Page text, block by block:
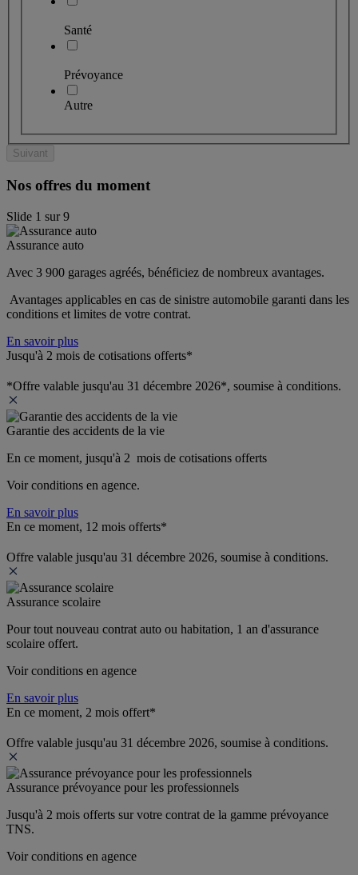
Santé
Prévoyance
Autre
Suivant
Nos offres du moment
Slide 1 sur9
Assurance auto
Avec 3 900 garages agréés, bénéficiez de nombreux avantages.
Avantages applicables en cas de sinistre automobile garanti dans les
conditions et limites de votre contrat.
En savoir plus
Jusqu'à 2 mois de cotisations offerts*
*Offre valable jusqu'au 31 décembre 2026*, soumise à conditions.
Garantie des accidents de la vie
En ce moment, jusqu'à 2  mois de cotisations offerts
Voir conditions en agence.
En savoir plus
En ce moment, 12 mois offerts*
Offre valable jusqu'au 31 décembre 2026, soumise à conditions.
Assurance scolaire
Pour tout nouveau contrat auto ou habitation, 1 an d'assurance
scolaire offert.
Voir conditions en agence
En savoir plus
En ce moment, 2 mois offert*
Offre valable jusqu'au 31 décembre 2026, soumise à conditions.
Assurance prévoyance pour les professionnels
Jusqu'à 2 mois offerts sur votre contrat de la gamme prévoyance
TNS.
Voir conditions en agence